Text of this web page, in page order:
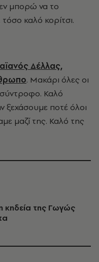
μπορώ να το
καλό κορίτσι.
Δέλλας,
. Μακάρι όλες οι
σύντροφο. Καλό
ξεχάσουμε ποτέ όλοι
μαζί της. Καλό της
κηδεία της Γωγώς